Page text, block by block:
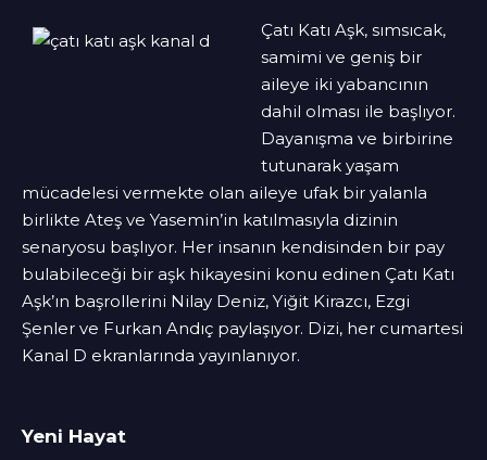
Çatı Katı Aşk, sımsıcak,
samimi ve geniş bir
aileye iki yabancının
dahil olması ile başlıyor.
Dayanışma ve birbirine
tutunarak yaşam
mücadelesi vermekte olan aileye ufak bir yalanla
birlikte Ateş ve Yasemin’in katılmasıyla dizinin
senaryosu başlıyor. Her insanın kendisinden bir pay
bulabileceği bir aşk hikayesini konu edinen Çatı Katı
Aşk’ın başrollerini Nilay Deniz, Yiğit Kirazcı, Ezgi
Şenler ve Furkan Andıç paylaşıyor. Dizi, her cumartesi
Kanal D ekranlarında yayınlanıyor.
Yeni Hayat